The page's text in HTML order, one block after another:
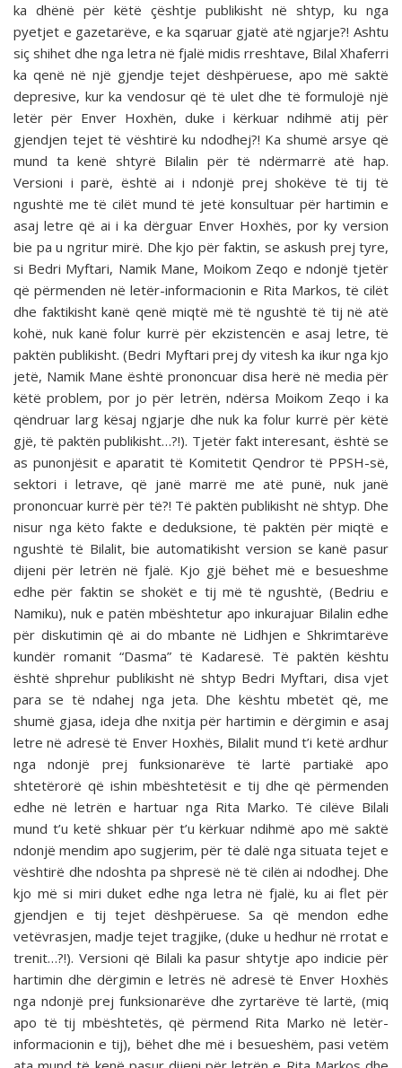
ka dhënë për këtë çështje publikisht në shtyp, ku nga
pyetjet e gazetarëve, e ka sqaruar gjatë atë ngjarje?! Ashtu
siç shihet dhe nga letra në fjalë midis rreshtave, Bilal Xhaferri
ka qenë në një gjendje tejet dëshpëruese, apo më saktë
depresive, kur ka vendosur që të ulet dhe të formulojë një
letër për Enver Hoxhën, duke i kërkuar ndihmë atij për
gjendjen tejet të vështirë ku ndodhej?! Ka shumë arsye që
mund ta kenë shtyrë Bilalin për të ndërmarrë atë hap.
Versioni i parë, është ai i ndonjë prej shokëve të tij të
ngushtë me të cilët mund të jetë konsultuar për hartimin e
asaj letre që ai i ka dërguar Enver Hoxhës, por ky version
bie pa u ngritur mirë. Dhe kjo për faktin, se askush prej tyre,
si Bedri Myftari, Namik Mane, Moikom Zeqo e ndonjë tjetër
që përmenden në letër-informacionin e Rita Markos, të cilët
dhe faktikisht kanë qenë miqtë më të ngushtë të tij në atë
kohë, nuk kanë folur kurrë për ekzistencën e asaj letre, të
paktën publikisht. (Bedri Myftari prej dy vitesh ka ikur nga kjo
jetë, Namik Mane është prononcuar disa herë në media për
këtë problem, por jo për letrën, ndërsa Moikom Zeqo i ka
qëndruar larg kësaj ngjarje dhe nuk ka folur kurrë për këtë
gjë, të paktën publikisht…?!). Tjetër fakt interesant, është se
as punonjësit e aparatit të Komitetit Qendror të PPSH-së,
sektori i letrave, që janë marrë me atë punë, nuk janë
prononcuar kurrë për të?! Të paktën publikisht në shtyp. Dhe
nisur nga këto fakte e deduksione, të paktën për miqtë e
ngushtë të Bilalit, bie automatikisht version se kanë pasur
dijeni për letrën në fjalë. Kjo gjë bëhet më e besueshme
edhe për faktin se shokët e tij më të ngushtë, (Bedriu e
Namiku), nuk e patën mbështetur apo inkurajuar Bilalin edhe
për diskutimin që ai do mbante në Lidhjen e Shkrimtarëve
kundër romanit “Dasma” të Kadaresë. Të paktën kështu
është shprehur publikisht në shtyp Bedri Myftari, disa vjet
para se të ndahej nga jeta. Dhe kështu mbetët që, me
shumë gjasa, ideja dhe nxitja për hartimin e dërgimin e asaj
letre në adresë të Enver Hoxhës, Bilalit mund t’i ketë ardhur
nga ndonjë prej funksionarëve të lartë partiakë apo
shtetërorë që ishin mbështetësit e tij dhe që përmenden
edhe në letrën e hartuar nga Rita Marko. Të cilëve Bilali
mund t’u ketë shkuar për t’u kërkuar ndihmë apo më saktë
ndonjë mendim apo sugjerim, për të dalë nga situata tejet e
vështirë dhe ndoshta pa shpresë në të cilën ai ndodhej. Dhe
kjo më si miri duket edhe nga letra në fjalë, ku ai flet për
gjendjen e tij tejet dëshpëruese. Sa që mendon edhe
vetëvrasjen, madje tejet tragjike, (duke u hedhur në rrotat e
trenit…?!). Versioni që Bilali ka pasur shtytje apo indicie për
hartimin dhe dërgimin e letrës në adresë të Enver Hoxhës
nga ndonjë prej funksionarëve dhe zyrtarëve të lartë, (miq
apo të tij mbështetës, që përmend Rita Marko në letër-
informacionin e tij), bëhet dhe më i besueshëm, pasi vetëm